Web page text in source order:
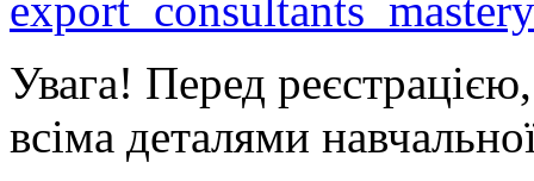
Увага! Перед
всіма деталями